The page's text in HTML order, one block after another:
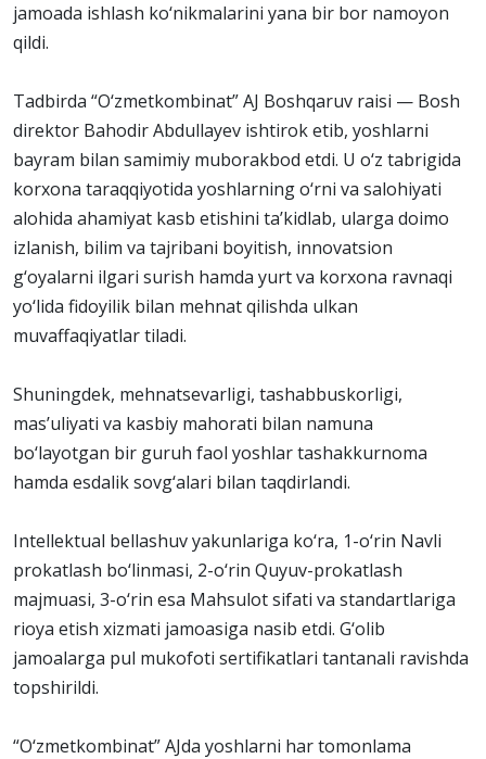
jamoada ishlash ko‘nikmalarini yana bir bor namoyon
qildi.
Tadbirda “O‘zmetkombinat” AJ Boshqaruv raisi — Bosh
direktor Bahodir Abdullayev ishtirok etib, yoshlarni
bayram bilan samimiy muborakbod etdi. U o‘z tabrigida
korxona taraqqiyotida yoshlarning o‘rni va salohiyati
alohida ahamiyat kasb etishini ta’kidlab, ularga doimo
izlanish, bilim va tajribani boyitish, innovatsion
g‘oyalarni ilgari surish hamda yurt va korxona ravnaqi
yo‘lida fidoyilik bilan mehnat qilishda ulkan
muvaffaqiyatlar tiladi.
Shuningdek, mehnatsevarligi, tashabbuskorligi,
mas’uliyati va kasbiy mahorati bilan namuna
bo‘layotgan bir guruh faol yoshlar tashakkurnoma
hamda esdalik sovg‘alari bilan taqdirlandi.
Intellektual bellashuv yakunlariga ko‘ra, 1-o‘rin Navli
prokatlash bo‘linmasi, 2-o‘rin Quyuv-prokatlash
majmuasi, 3-o‘rin esa Mahsulot sifati va standartlariga
rioya etish xizmati jamoasiga nasib etdi. G‘olib
jamoalarga pul mukofoti sertifikatlari tantanali ravishda
topshirildi.
“O‘zmetkombinat” AJda yoshlarni har tomonlama